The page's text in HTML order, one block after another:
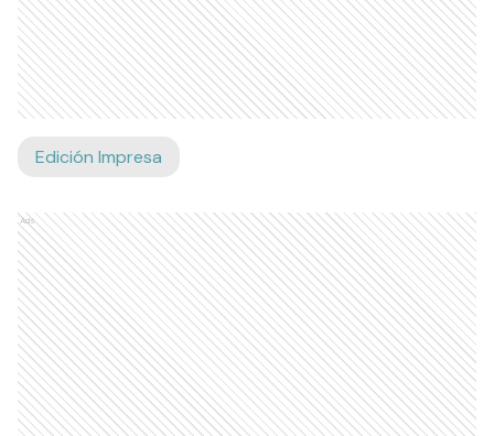
Edición Impresa
Ads